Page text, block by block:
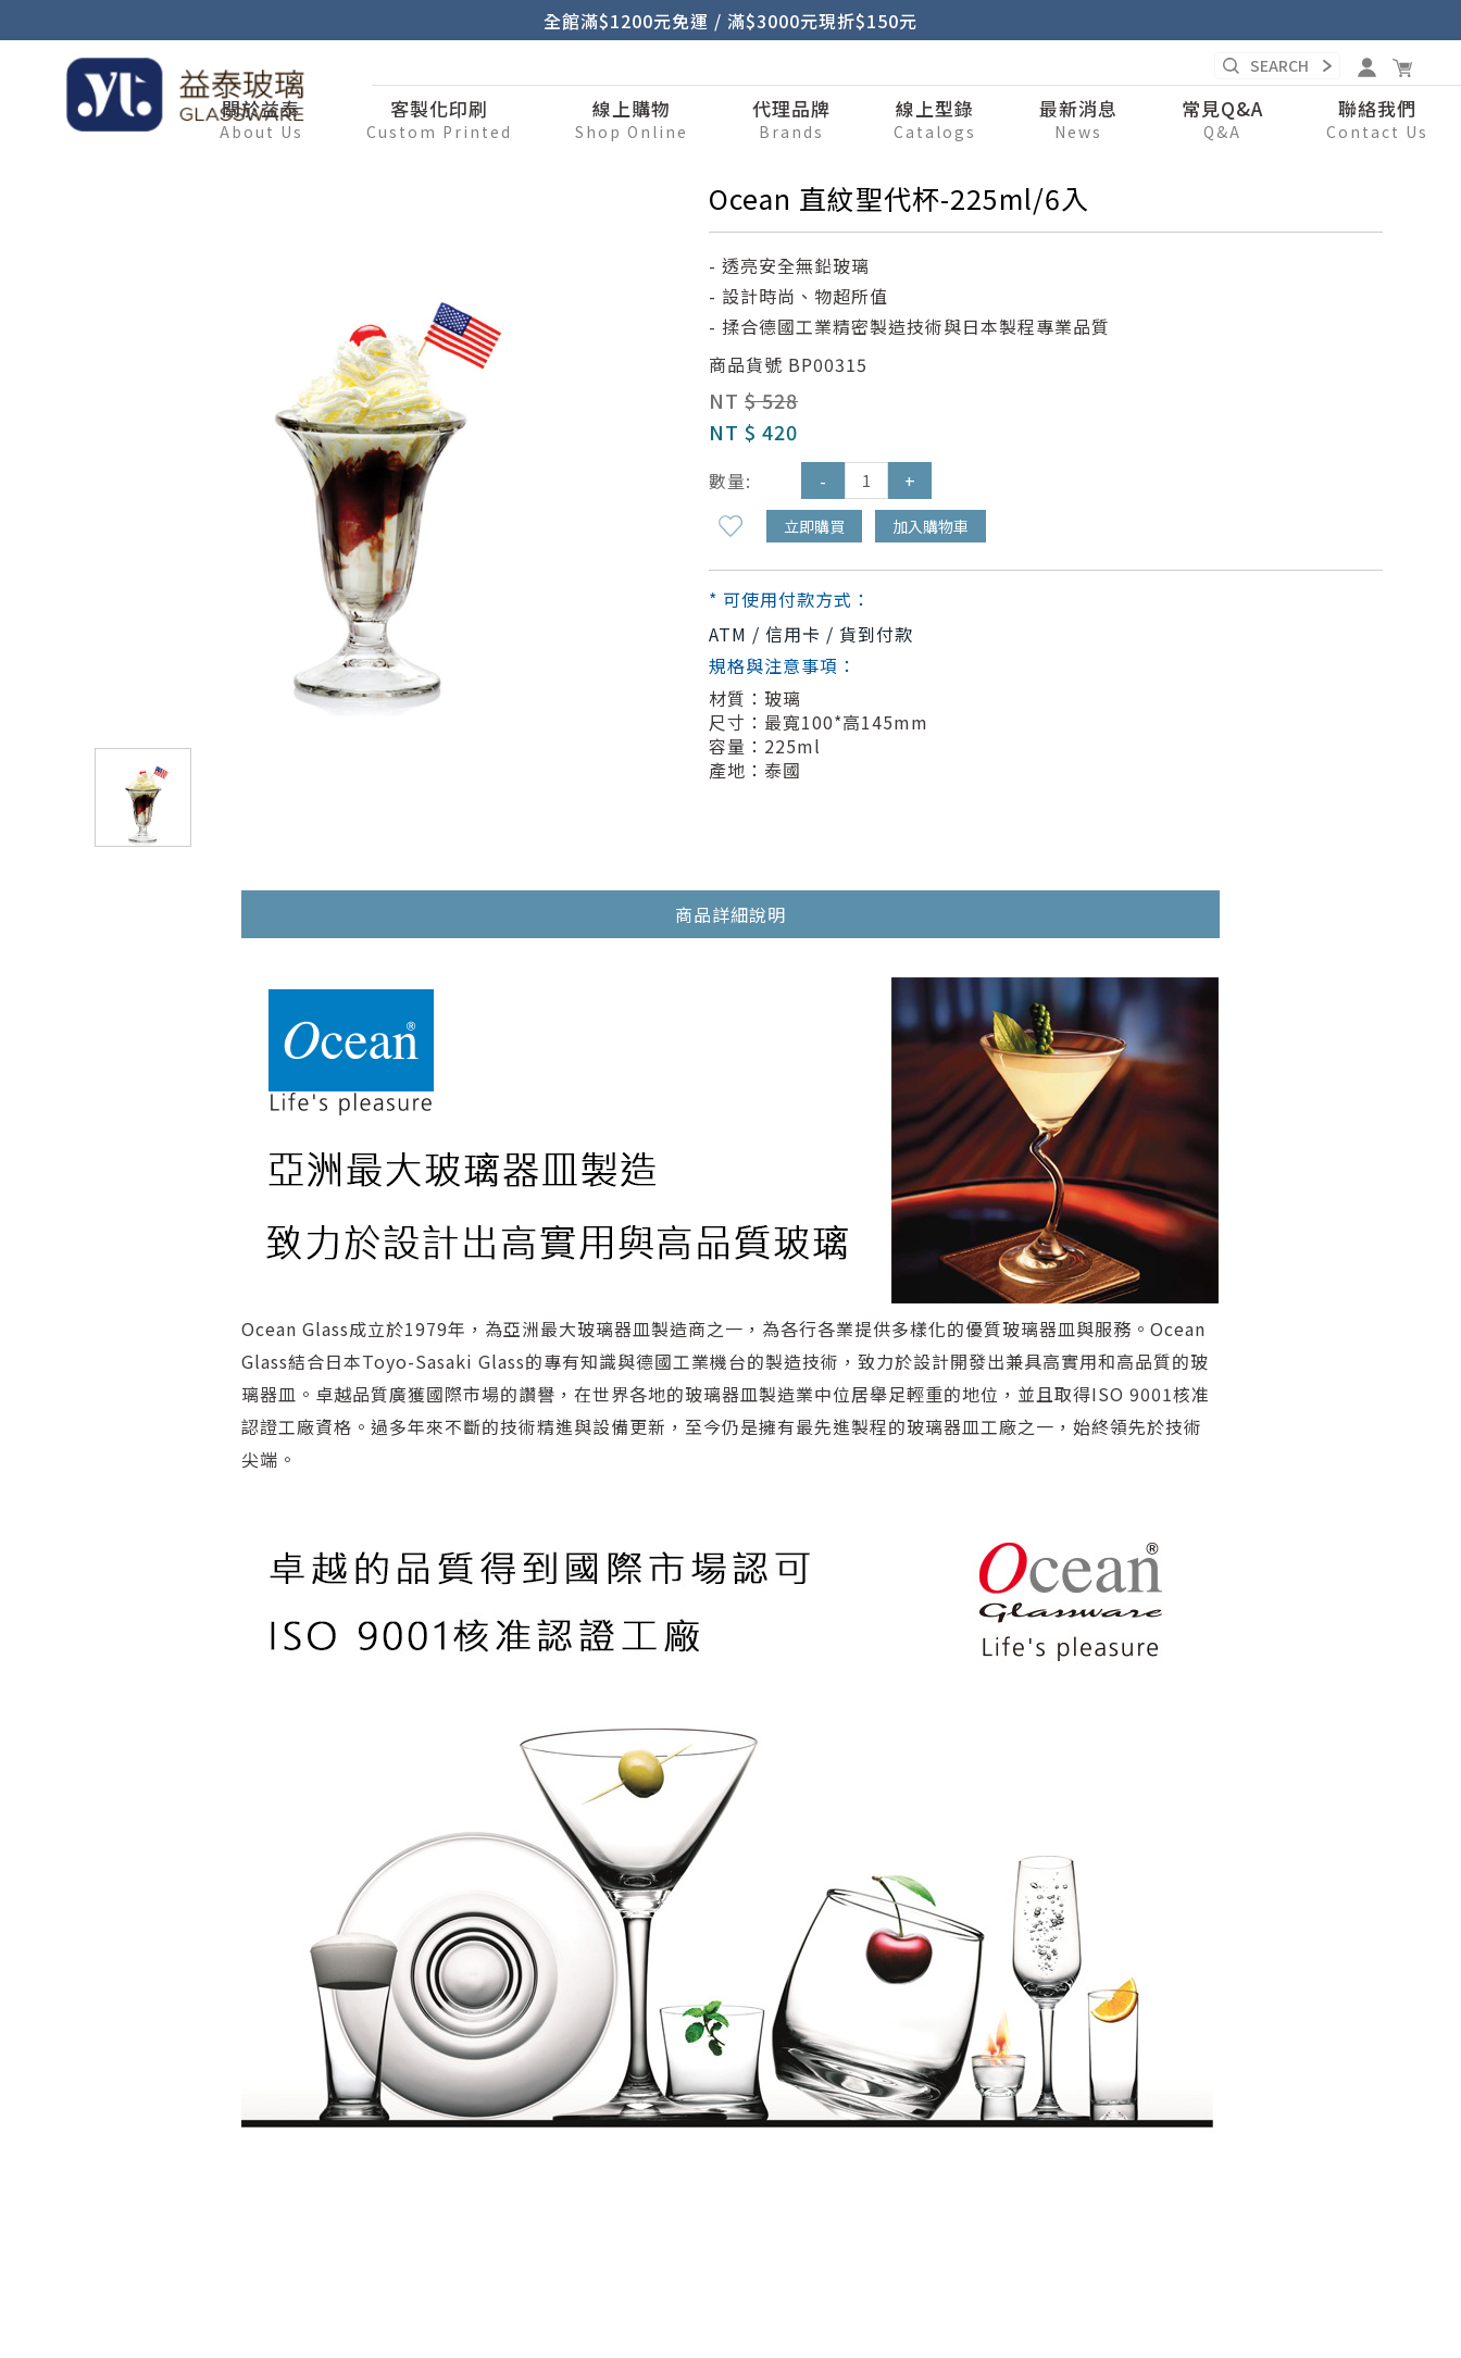
全館滿$1200元免運 / 滿$3000元現折$150元
關於益泰
About Us
客製化印刷
Custom Printed
線上購物
Shop Online
代理品牌
Brands
線上型錄
Catalogs
最新消息
News
常見Q&A
Q&A
聯絡我們
Contact Us
Ocean 直紋聖代杯-225ml/6入
- 透亮安全無鉛玻璃
- 設計時尚、物超所值
- 揉合德國工業精密製造技術與日本製程專業品質
商品貨號 BP00315
NT $ 528
NT $ 420
數量: - +
立即購買 加入購物車
* 可使用付款方式：
ATM / 信用卡 / 貨到付款
規格與注意事項：
材質：玻璃
尺寸：最寬100*高145mm
容量：225ml
產地：泰國
商品詳細說明
Ocean Glass成立於1979年，為亞洲最大玻璃器皿製造商之一，為各行各業提供多樣化的優質玻璃器皿與服務。Ocean
Glass結合日本Toyo-Sasaki Glass的專有知識與德國工業機台的製造技術，致力於設計開發出兼具高實用和高品質的玻
璃器皿。卓越品質廣獲國際市場的讚譽，在世界各地的玻璃器皿製造業中位居舉足輕重的地位，並且取得ISO 9001核准
認證工廠資格。過多年來不斷的技術精進與設備更新，至今仍是擁有最先進製程的玻璃器皿工廠之一，始終領先於技術
尖端。